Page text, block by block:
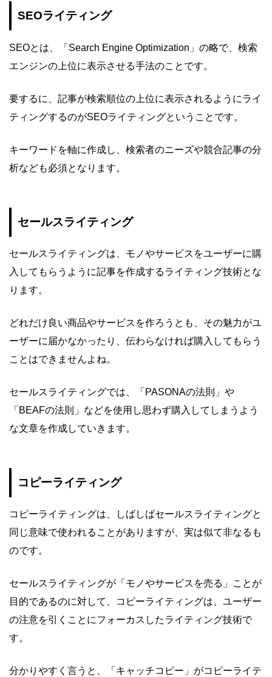
SEOライティング
SEOとは、「Search Engine Optimization」の略で、検索
エンジンの上位に表示させる手法のことです。
要するに、記事が検索順位の上位に表示されるようにライ
ティングするのがSEOライティングということです。
キーワードを軸に作成し、検索者のニーズや競合記事の分
析なども必須となります。
セールスライティング
セールスライティングは、モノやサービスをユーザーに購
入してもらうように記事を作成するライティング技術とな
ります。
どれだけ良い商品やサービスを作ろうとも、その魅力がユ
ーザーに届かなかったり、伝わらなければ購入してもらう
ことはできませんよね。
セールスライティングでは、「PASONAの法則」や
「BEAFの法則」などを使用し思わず購入してしまうよう
な文章を作成していきます。
コピーライティング
コピーライティングは、しばしばセールスライティングと
同じ意味で使われることがありますが、実は似て非なるも
のです。
セールスライティングが「モノやサービスを売る」ことが
目的であるのに対して、コピーライティングは、ユーザー
の注意を引くことにフォーカスしたライティング技術で
す。
分かりやすく言うと、「キャッチコピー」がコピーライテ